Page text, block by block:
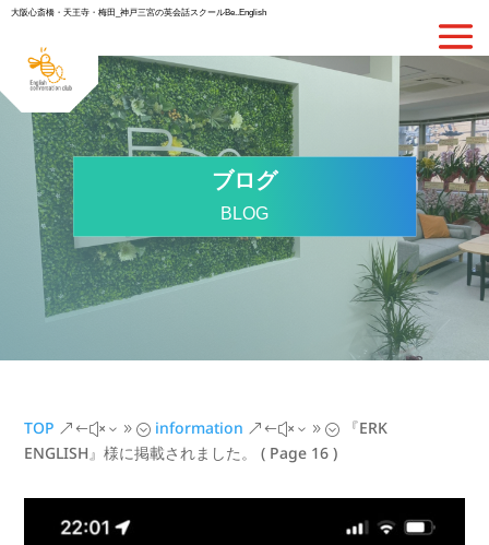
大阪心斎橋・天王寺・梅田_神戸三宮の英会話スクールBe..English
ブログ
BLOG
TOP &#x39; information &#x39;
『ERK
ENGLISH』様に掲載されました。
( Page 16 )